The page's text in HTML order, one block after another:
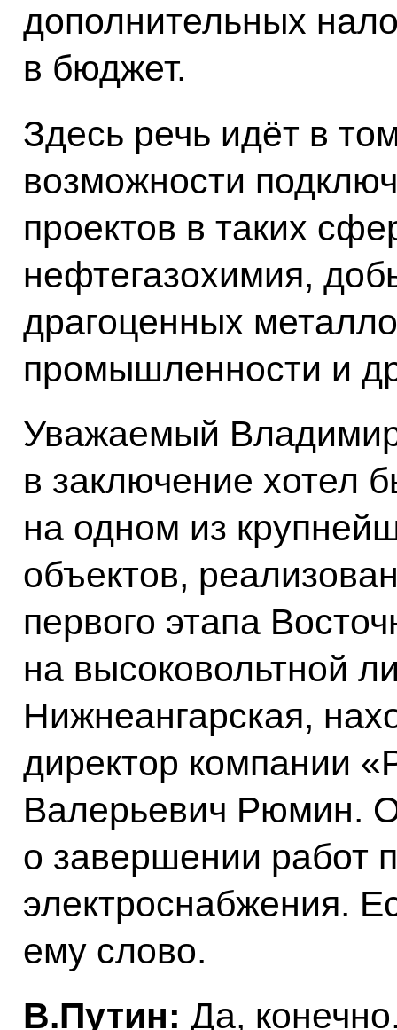
дополнительных
в бюджет.
Здесь речь идёт в
возможности
проектов в таких
нефтегазохимия,
драгоценных
промышленности и
Уважаемый
в заключение хотел
на одном из
объектов,
первого этапа
на высоковольтной
Нижнеангарская,
директор компании
Валерьевич Рюмин.
о завершении работ
электроснабжения.
ему слово.
В.Путин: Да,